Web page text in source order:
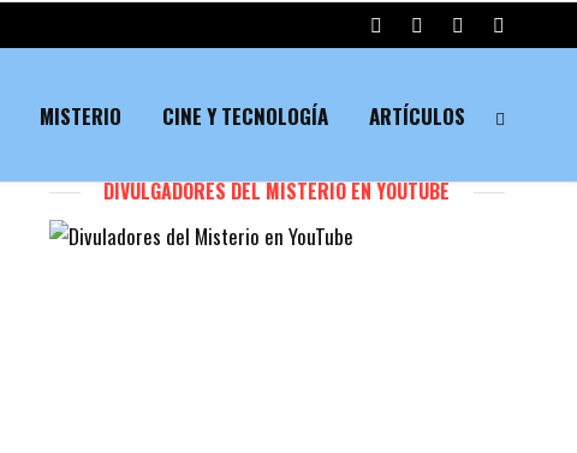
MISTERIO CINE Y TECNOLOGÍA ARTÍCULOS
DIVULGADORES DEL MISTERIO EN YOUTUBE